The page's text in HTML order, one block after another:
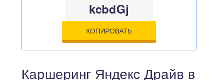
kcbdGj
КОПИРОВАТЬ
Каршеринг Яндекс Драйв в